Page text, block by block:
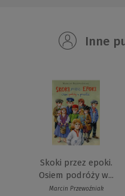
Inne
Skoki przez epoki.
Osiem podróży w...
Marcin Przewoźniak